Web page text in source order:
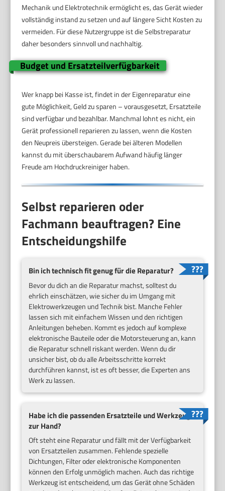
Mechanik und Elektrotechnik ermöglicht es, das Gerät wieder
vollständig instand zu setzen und auf längere Sicht Kosten zu
vermeiden. Für diese Nutzergruppe ist die Selbstreparatur
daher besonders sinnvoll und nachhaltig.
Budget und Ersatzteilverfügbarkeit
Wer knapp bei Kasse ist, findet in der Eigenreparatur eine
gute Möglichkeit, Geld zu sparen – vorausgesetzt, Ersatzteile
sind verfügbar und bezahlbar. Manchmal lohnt es nicht, ein
Gerät professionell reparieren zu lassen, wenn die Kosten
den Neupreis übersteigen. Gerade bei älteren Modellen
kannst du mit überschaubarem Aufwand häufig länger
Freude am Hochdruckreiniger haben.
Selbst reparieren oder
Fachmann beauftragen? Eine
Entscheidungshilfe
Bin ich technisch fit genug für die Reparatur?
Bevor du dich an die Reparatur machst, solltest du
ehrlich einschätzen, wie sicher du im Umgang mit
Elektrowerkzeugen und Technik bist. Manche Fehler
lassen sich mit einfachem Wissen und den richtigen
Anleitungen beheben. Kommt es jedoch auf komplexe
elektronische Bauteile oder die Motorsteuerung an, kann
die Reparatur schnell riskant werden. Wenn du dir
unsicher bist, ob du alle Arbeitsschritte korrekt
durchführen kannst, ist es oft besser, die Experten ans
Werk zu lassen.
Habe ich die passenden Ersatzteile und Werkzeuge
zur Hand?
Oft steht eine Reparatur und fällt mit der Verfügbarkeit
von Ersatzteilen zusammen. Fehlende spezielle
Dichtungen, Filter oder elektronische Komponenten
können den Erfolg unmöglich machen. Auch das richtige
Werkzeug ist entscheidend, um das Gerät ohne Schäden